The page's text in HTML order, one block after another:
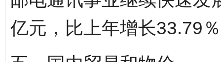
亿元，比上年增长33.79